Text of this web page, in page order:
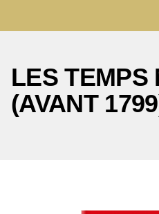
LES TEMPS
(AVANT